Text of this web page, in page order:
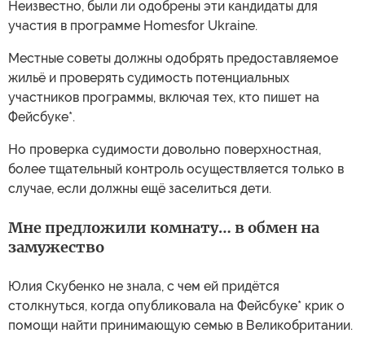
Неизвестно, были ли одобрены эти кандидаты для
участия в программе Homesfor Ukraine.
Местные советы должны одобрять предоставляемое
жильё и проверять судимость потенциальных
участников программы, включая тех, кто пишет на
Фейсбуке*.
Но проверка судимости довольно поверхностная,
более тщательный контроль осуществляется только в
случае, если должны ещё заселиться дети.
Мне предложили комнату… в обмен на
замужество
Юлия Скубенко не знала, с чем ей придётся
столкнуться, когда опубликовала на Фейсбуке* крик о
помощи найти принимающую семью в Великобритании.